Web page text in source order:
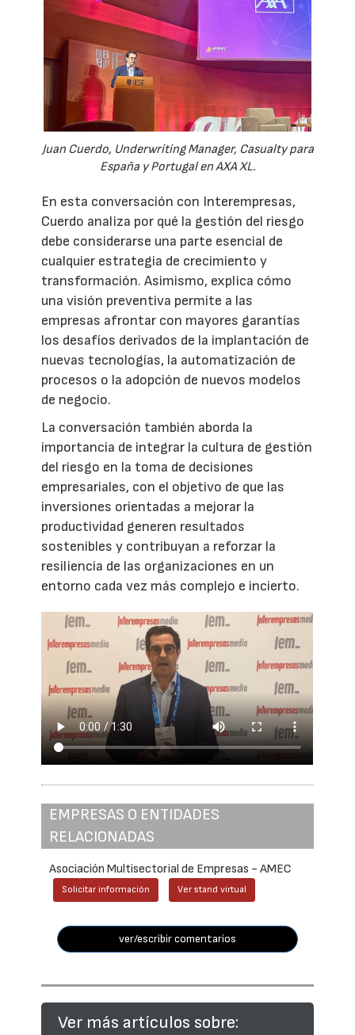
Juan Cuerdo, Underwriting Manager, Casualty para
España y Portugal en AXA XL.
En esta conversación con Interempresas,
Cuerdo analiza por qué la gestión del riesgo
debe considerarse una parte esencial de
cualquier estrategia de crecimiento y
transformación. Asimismo, explica cómo
una visión preventiva permite a las
empresas afrontar con mayores garantías
los desafíos derivados de la implantación de
nuevas tecnologías, la automatización de
procesos o la adopción de nuevos modelos
de negocio.
La conversación también aborda la
importancia de integrar la cultura de gestión
del riesgo en la toma de decisiones
empresariales, con el objetivo de que las
inversiones orientadas a mejorar la
productividad generen resultados
sostenibles y contribuyan a reforzar la
resiliencia de las organizaciones en un
entorno cada vez más complejo e incierto.
EMPRESAS O ENTIDADES
RELACIONADAS
Asociación Multisectorial de Empresas - AMEC
Solicitar información Ver stand virtual
ver/escribir comentarios
Ver más artículos sobre: